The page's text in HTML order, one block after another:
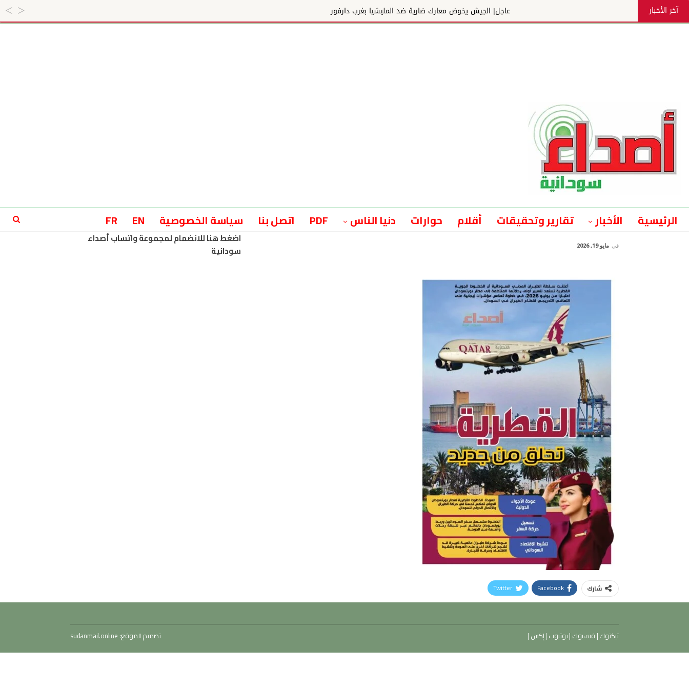
آخر الأخبار عاجل| الجيش يخوض معارك ضارية ضد المليشيا بغرب دارفور
الرئيسية الأخبار تقارير وتحقيقات أقلام حوارات دنيا الناس PDF اتصل بنا سياسة الخصوصية EN
FR
في مايو 19, 2026
شارك Facebook
Twitter
اضغط هنا للانضمام لمجموعة واتساب أصداء
سودانية
تيكتوك| فيسبوك |يوتيوب |إكس | تصميم الموقع: sudanmail.online